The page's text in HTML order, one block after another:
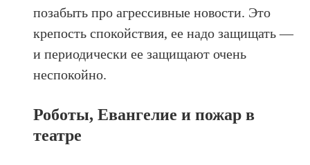
позабыть про агрессивные новости. Это
крепость спокойствия, ее надо защищать —
и периодически ее защищают очень
неспокойно.
Роботы, Евангелие и пожар в
театре